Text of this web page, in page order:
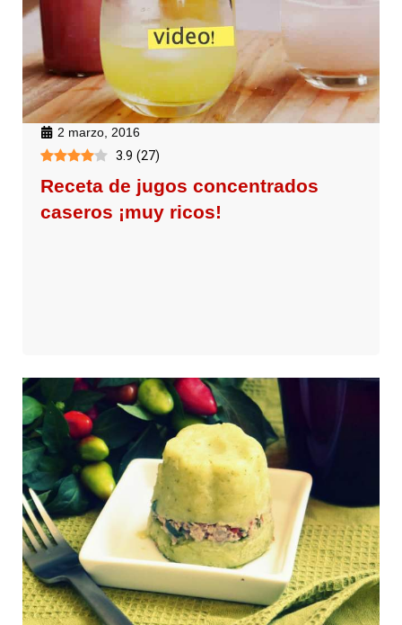
2 marzo, 2016
3.9 (27)
Receta de jugos concentrados
caseros ¡muy ricos!